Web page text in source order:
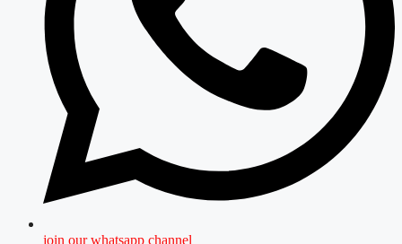
join our whatsapp channel